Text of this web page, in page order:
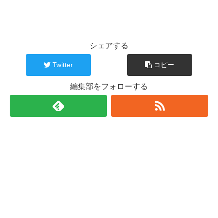
シェアする
Twitter コピー
編集部をフォローする